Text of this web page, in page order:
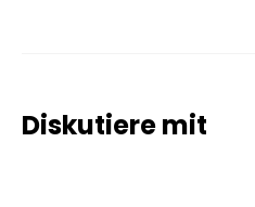
Diskutiere mit